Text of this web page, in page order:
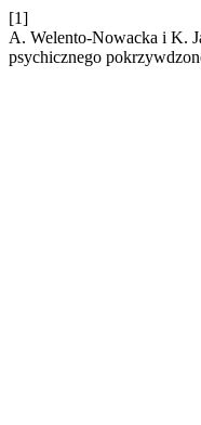
[1]
A. Welento-Nowacka i K.
psychicznego